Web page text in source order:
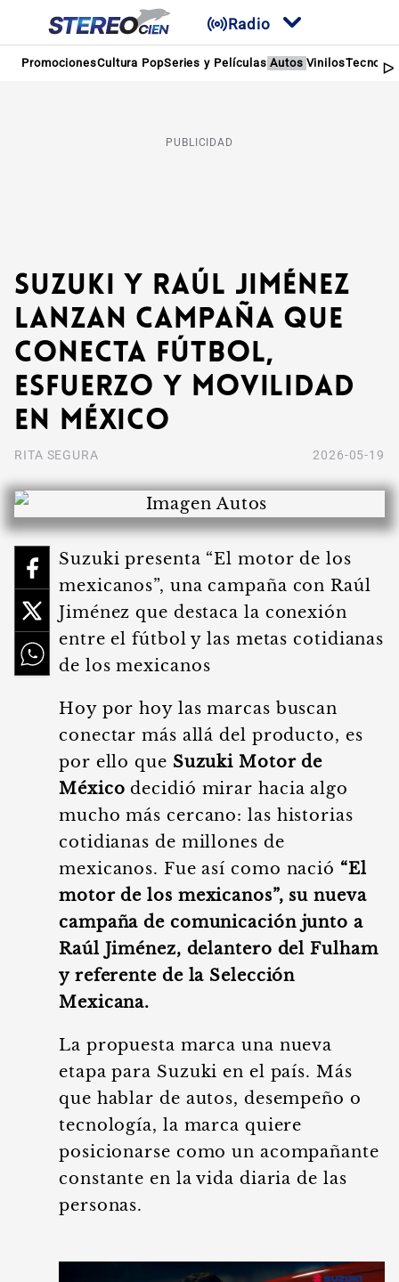
Radio
PromocionesCultura PopSeries y Películas Autos Vinilos
PUBLICIDAD
Suzuki y Raúl Jiménez
lanzan campaña que
conecta fútbol,
esfuerzo y movilidad
en México
RITA SEGURA 2026-05-19
Suzuki presenta “El motor de los
mexicanos”, una campaña con Raúl
Jiménez que destaca la conexión
entre el fútbol y las metas cotidianas
de los mexicanos
Hoy por hoy las marcas buscan
conectar más allá del producto, es
por ello que Suzuki Motor de
Méxicodecidió mirar hacia algo
mucho más cercano: las historias
cotidianas de millones de
mexicanos. Fue así como nació “El
motor de los mexicanos”, su nueva
campaña de comunicación junto a
Raúl Jiménez, delantero del Fulham
y referente de la Selección
Mexicana.
La propuesta marca una nueva
etapa para Suzuki en el país. Más
que hablar de autos, desempeño o
tecnología, la marca quiere
posicionarse como un acompañante
constante en la vida diaria de las
personas.